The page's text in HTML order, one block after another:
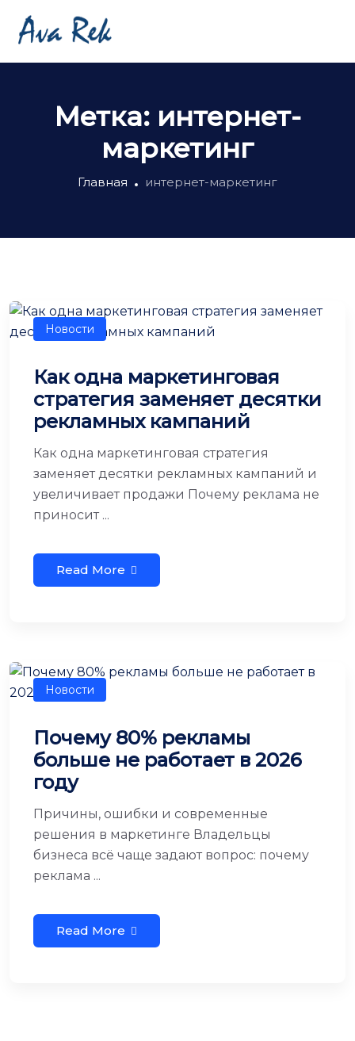
Метка: интернет-
маркетинг
Главная интернет-маркетинг
Новости
Как одна маркетинговая
стратегия заменяет десятки
рекламных кампаний
Как одна маркетинговая стратегия
заменяет десятки рекламных кампаний и
увеличивает продажи Почему реклама не
приносит ...
Read More
Новости
Почему 80% рекламы
больше не работает в 2026
году
Причины, ошибки и современные
решения в маркетинге Владельцы
бизнеса всё чаще задают вопрос: почему
реклама ...
Read More